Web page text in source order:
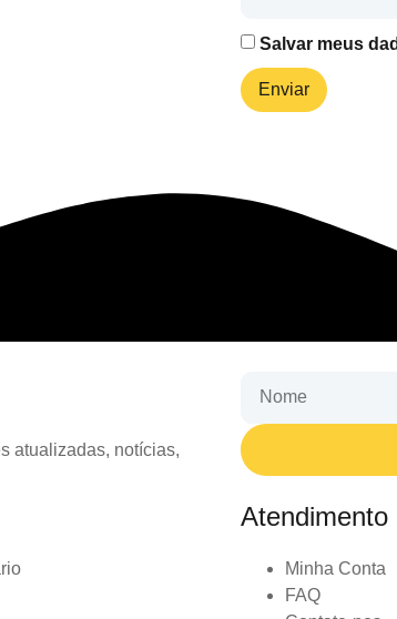
Salvar meus
atualizadas, notícias,
Atendimento
Minha Conta
FAQ